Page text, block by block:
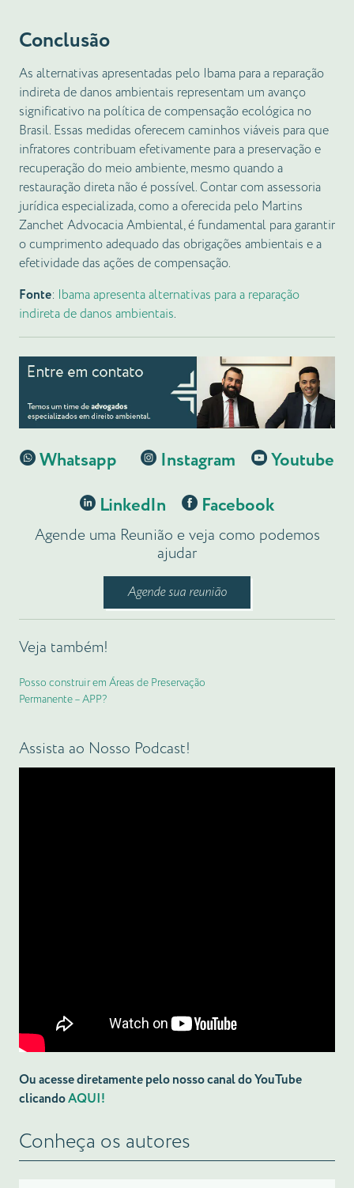
Conclusão
As alternativas apresentadas pelo Ibama para a reparação
indireta de danos ambientais representam um avanço
significativo na política de compensação ecológica no
Brasil. Essas medidas oferecem caminhos viáveis para que
infratores contribuam efetivamente para a preservação e
recuperação do meio ambiente, mesmo quando a
restauração direta não é possível. Contar com assessoria
jurídica especializada, como a oferecida pelo Martins
Zanchet Advocacia Ambiental, é fundamental para garantir
o cumprimento adequado das obrigações ambientais e a
efetividade das ações de compensação.
Fonte: Ibama apresenta alternativas para a reparação
indireta de danos ambientais.
Whatsapp Instagram
Youtube
LinkedIn
Facebook
Agende uma Reunião e veja como podemos
ajudar
Agende sua reunião
Veja também!
Posso construir em Áreas de Preservação
Permanente – APP?
Assista ao Nosso Podcast!
Ou acesse diretamente pelo nosso canal do YouTube
clicandoAQUI!
Conheça os autores